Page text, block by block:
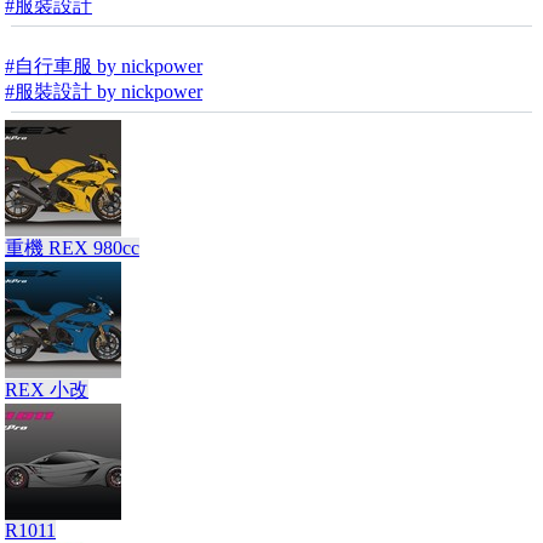
#服裝設計
#自行車服 by nickpower
#服裝設計 by nickpower
重機 REX 980cc
REX 小改
R1011